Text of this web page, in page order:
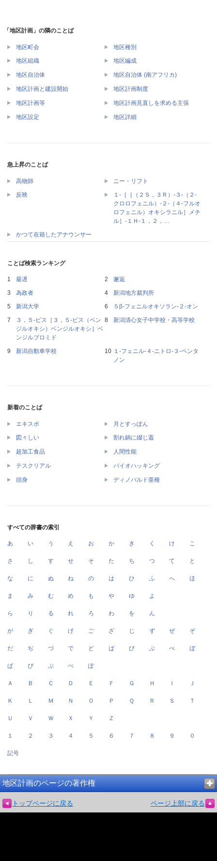
「地区計画」の隣のことば
地区町会 地区種別
地区組織 地区編成
地区自治体 地区自治体 (南アフリカ)
地区計画と建設開始 地区計画制度
地区計画等 地区計画見直しを求める主張
地区設定 地区詳細
急上昇のことば
高物師 ニー・リフト
反映
１‐［［（２Ｓ，３Ｒ）‐３‐（２‐
クロロフェニル）‐２‐（４‐フルオ
ロフェニル）オキシラニル］メチ
ル］‐１Ｈ‐１，２，…
かつて在籍したアナウンサー
ことば検索ランキング
最遅
邂逅
為政者
新潟地方裁判所
新潟大学
５β‐フェニルオキソラン‐２‐オン
３，５‐ビス［３，５‐ビス（ベン
ジルオキシ）ベンジルオキシ］ベ
ンジルブロミド
新潟清心女子中学校・高等学校
新潟自動車学校
１‐フェニル‐４‐ニトロ‐３‐ペンタ
ノン
新着のことば
エキスポ 月とすっぽん
図々しい 割れ鍋に綴じ蓋
超加工食品 人間性能
テスクリアル バイオハッキング
頭身 ディノバルド亜種
すべての辞書の索引
あ い う え お か き く け こ
さ し す せ そ た ち つ て と
な に ぬ ね の は ひ ふ へ ほ
ま み む め も や ゆ よ
ら り る れ ろ わ を ん
が ぎ ぐ げ ご ざ じ ず ぜ ぞ
だ ぢ づ で ど ば び ぶ べ ぼ
ぱ ぴ ぷ ぺ ぽ
Ａ Ｂ Ｃ Ｄ Ｅ Ｆ Ｇ Ｈ Ｉ Ｊ
Ｋ Ｌ Ｍ Ｎ Ｏ Ｐ Ｑ Ｒ Ｓ Ｔ
Ｕ Ｖ Ｗ Ｘ Ｙ Ｚ
１ ２ ３ ４ ５ ６ ７ ８ ９ ０
記号
地区計画のページの著作権
トップページに戻る ページ上部に戻る